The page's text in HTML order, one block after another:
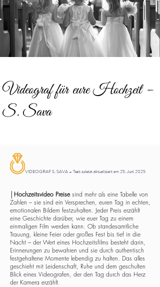
Videograf für eure Hochzeit –
S. Sava
VIDEOGRAF S. SAVA – Text zuletzt aktualisiert am 25. Juni 2025
Hochzeitsvideo Preisesind mehr als eine Tabelle von
Zahlen – sie sind ein Versprechen, euren Tag in echten,
emotionalen Bildern festzuhalten. Jeder Preis erzählt
eine Geschichte darüber, wie euer Tag zu einem
einmaligen Film werden kann. Ob standesamtliche
Trauung, kleine Feier oder großes Fest bis tief in die
Nacht – der Wert eines Hochzeitsfilms besteht darin,
Erinnerungen zu bewahren und sie durch authentisch
festgehaltene Momente lebendig zu halten. Das alles
geschieht mit Leidenschaft, Ruhe und dem geschulten
Blick eines Videografen, der den Tag durch das Herz
der Kamera erzählt.